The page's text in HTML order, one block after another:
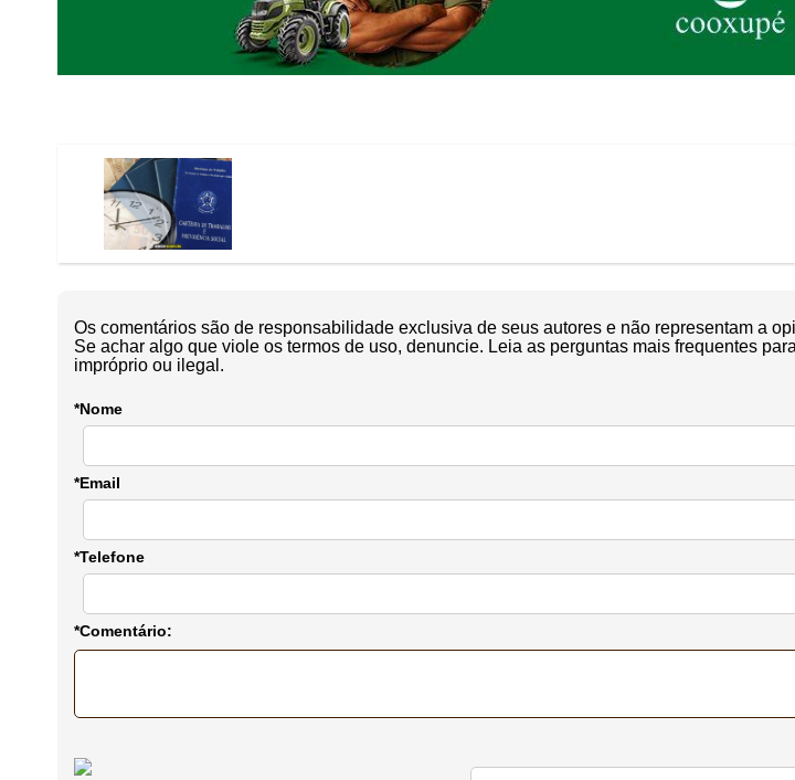
Os comentários são de responsabilidade exclusiva de seus autores e não representam a
Se achar algo que viole os termos de uso, denuncie. Leia as perguntas mais frequentes
impróprio ou ilegal.
*Nome
*Email
*Telefone
*Comentário: